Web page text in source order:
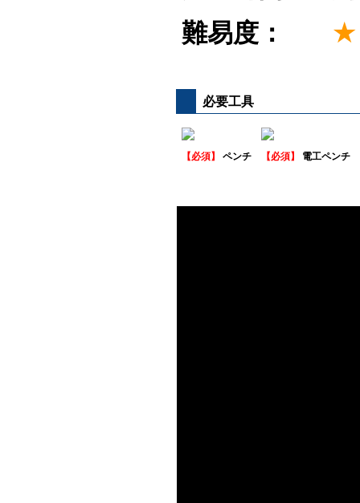
難易度：
必要工具
【必須】 ペンチ 【必須】 電工ペンチ